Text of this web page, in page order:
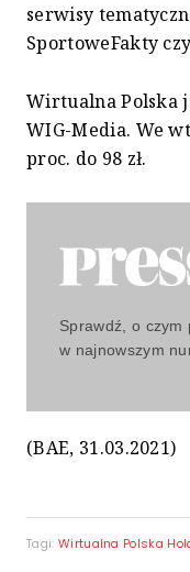
serwisy
SportoweFakty
Wirtualna Polska
WIG-Media. We
proc. do 98 zł.
Sprawdź, o czym
w najnowszym
(BAE, 31.03.2021)
Tagi: Wirtualna Polska